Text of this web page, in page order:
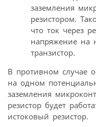
заземления
резистором.
что ток через
напряжение на
транзистор.
В противном случае
на одном
заземления
резистор будет
истоковый резистор.